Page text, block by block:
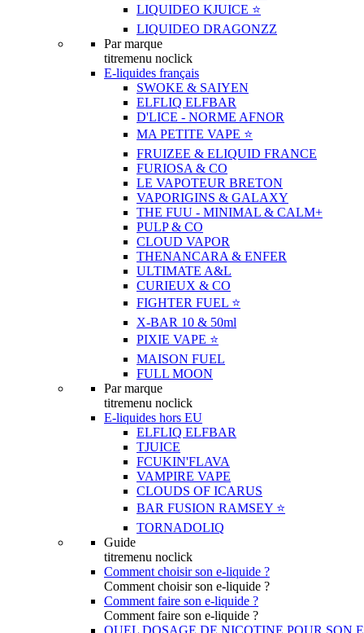
LIQUIDEO KJUICE ⭐️
LIQUIDEO DRAGONZZ
Par marque
titremenu noclick
E-liquides français
SWOKE & SAIYEN
ELFLIQ ELFBAR
D'LICE - NORME AFNOR
MA PETITE VAPE ⭐️
FRUIZEE & ELIQUID FRANCE
FURIOSA & CO
LE VAPOTEUR BRETON
VAPORIGINS & GALAXY
THE FUU - MINIMAL & CALM+
PULP & CO
CLOUD VAPOR
THENANCARA & ENFER
ULTIMATE A&L
CURIEUX & CO
FIGHTER FUEL ⭐️
X-BAR 10 & 50ml
PIXIE VAPE ⭐️
MAISON FUEL
FULL MOON
Par marque
titremenu noclick
E-liquides hors EU
ELFLIQ ELFBAR
TJUICE
FCUKIN'FLAVA
VAMPIRE VAPE
CLOUDS OF ICARUS
BAR FUSION RAMSEY ⭐️
TORNADOLIQ
Guide
titremenu noclick
Comment choisir son e-liquide ?
Comment choisir son e-liquide ?
Comment faire son e-liquide ?
Comment faire son e-liquide ?
QUEL DOSAGE DE NICOTINE POUR SON